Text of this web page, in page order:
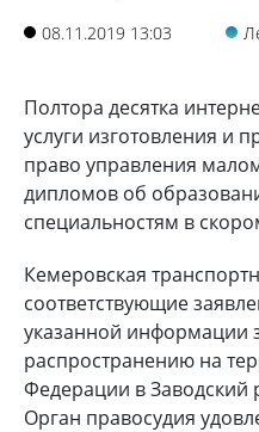
08.11.2019 13:03
Полтора десятка
услуги изготовления и
право управления
дипломов об
специальностям в
Кемеровская
соответствующие
указанной информации
распространению на
Федерации в Заводский
Орган правосудия